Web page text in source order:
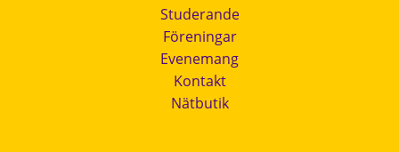
Studerande
Föreningar
Evenemang
Kontakt
Nätbutik